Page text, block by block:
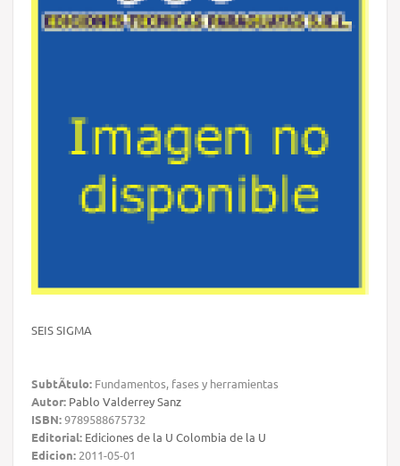
SEIS SIGMA
SubtÃ­tulo: Fundamentos, fases y herramientas
Autor: Pablo Valderrey Sanz
ISBN:9789588675732
Editorial: Ediciones de la U Colombia de la U
Edicion: 2011-05-01